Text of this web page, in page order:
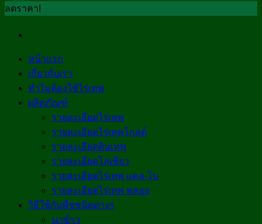
หน้าแรก
เกี่ยวกับเรา
ทำไมต้องใช้ไร่เทพ
ผลิตภัณฑ์
รายละเอียดไร่เทพ
รายละเอียดไร่เทพโกลด์
รายละเอียดดินเทพ
รายละเอียดโล่เขียว
รายละเอียดไร่เทพ แคล-โบ
รายละเอียดไร่เทพ พลอย
วิธีใช้กับพืชชนิดต่างๆ
นาข้าว
ลดราคา!